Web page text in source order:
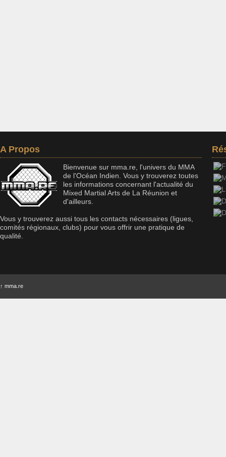
A Propos
Bienvenue sur mma.re, l'univers du MMA
de l'Océan Indien. Vous y trouverez toutes
les informations concernant l'actualité du
Mixed Martial Arts de La Réunion et
d'ailleurs.
Vous y trouverez aussi tous les contacts nécessaires (ligues,
comités régionaux, clubs) pour vous offrir une pratique de
qualité.
↑ mma.re